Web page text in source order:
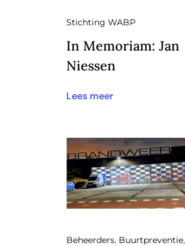
Stichting WABP
In Memoriam: Jan
Niessen
Lees meer
Beheerders, Buurtpreventie,